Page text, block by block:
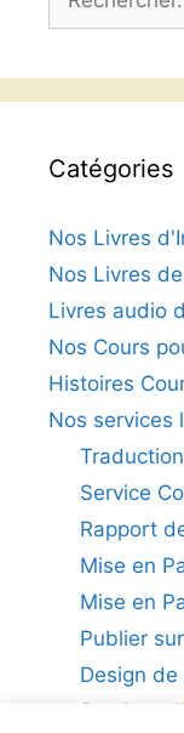
Catégories
Nos Livres
Nos Livres
Livres audio
Nos Cours
Histoires
Nos services
Service
Rapport
Mise en
Mise en
Publier
Design
Services